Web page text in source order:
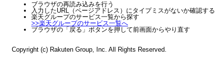
ブラウザの再読み込みを行う
入力したURL（ページアドレス）にタイプミスがないか確認する
楽天グループのサービス一覧から探す
>>楽天グループのサービス一覧へ
ブラウザの「戻る」ボタンを押して前画面からやり直す
Copyright (c) Rakuten Group, Inc. All Rights Reserved.